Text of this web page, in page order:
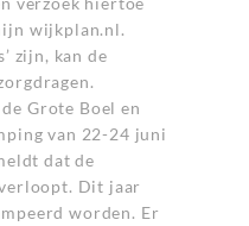
wijkplan.nl.
zijn, kan de
Grote Boel en
van 22-24 juni
dat de
Dit jaar
worden. Er